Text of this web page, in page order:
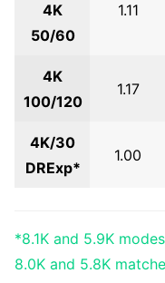
4K
50/60
1.11
4K
100/120
1.17
4K/30
DRExp*
1.00
*8.1K and 5.9K
8.0K and 5.8K